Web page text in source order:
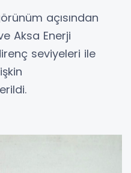
açısından
Aksa Enerji
seviyeleri ile